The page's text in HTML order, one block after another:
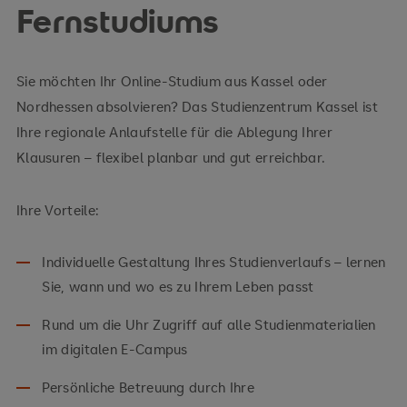
Zur Themenwelt Psychologie
Zur Themenwelt Soziales
Zur Themenwelt Technologie
Zur Themenwelt Wirtschaft
Fernstudiums
Sie möchten Ihr Online-Studium aus Kassel oder
Nordhessen absolvieren? Das Studienzentrum Kassel ist
Ihre regionale Anlaufstelle für die Ablegung Ihrer
Klausuren – flexibel planbar und gut erreichbar.
Ihre Vorteile:
Individuelle Gestaltung Ihres Studienverlaufs – lernen
Sie, wann und wo es zu Ihrem Leben passt
Rund um die Uhr Zugriff auf alle Studienmaterialien
im digitalen E-Campus
Persönliche Betreuung durch Ihre